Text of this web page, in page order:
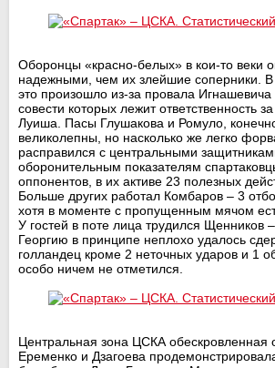
Оборонцы «красно-белых» в кои-то веки
надежными, чем их злейшие соперники.
это произошло из-за провала Игнашевича
совести которых лежит ответственность
Луиша. Пасы Глушакова и Ромуло,
великолепны, но насколько же легко
расправился с центральными
оборонительным показателям
оппонентов, в их активе 23 полезных
Больше других работал Комбаров – 3
хотя в моменте с пропущенным мячом
У гостей в поте лица трудился Щенников
Георгию в принципе неплохо удалось
голландец кроме 2 неточных ударов и 1
особо ничем не отметился.
Центральная зона ЦСКА обескровленная
Еременко и Дзагоева